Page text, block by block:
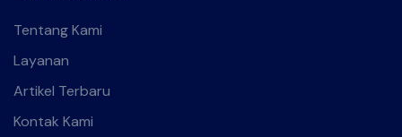
Tentang Kami
Layanan
Artikel Terbaru
Kontak Kami